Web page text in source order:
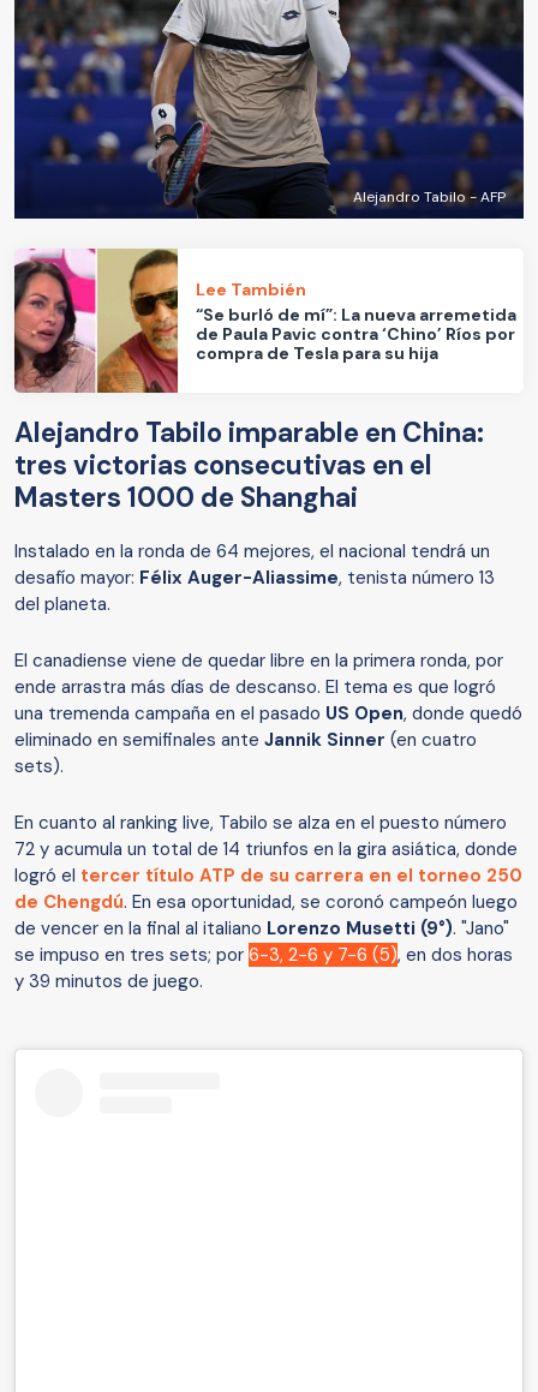
Alejandro Tabilo - AFP
Lee También
“Se burló de mí”: La nueva arremetida
de Paula Pavic contra ‘Chino’ Ríos por
compra de Tesla para su hija
Alejandro Tabilo imparable en China:
tres victorias consecutivas en el
Masters 1000 de Shanghai
Instalado en la ronda de 64 mejores, el nacional tendrá un
desafío mayor: Félix Auger-Aliassime, tenista número 13
del planeta.
El canadiense viene de quedar libre en la primera ronda, por
ende arrastra más días de descanso. El tema es que logró
una tremenda campaña en el pasado US Open, donde quedó
eliminado en semifinales ante Jannik Sinner (en cuatro
sets).
En cuanto al ranking live, Tabilo se alza en el puesto número
72 y acumula un total de 14 triunfos en la gira asiática, donde
logró el tercer título ATP de su carrera en el torneo 250
de Chengdú. En esa oportunidad, se coronó campeón luego
de vencer en la final al italiano Lorenzo Musetti (9°). "Jano"
se impuso en tres sets; por 6-3, 2-6 y 7-6 (5), en dos horas
y 39 minutos de juego.